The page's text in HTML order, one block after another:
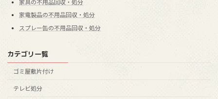
家具の不用品回収・処分
家電製品の不用品回収・処分
スプレー缶の不用品回収・処分
カテゴリ一覧
ゴミ屋敷片付け
テレビ処分